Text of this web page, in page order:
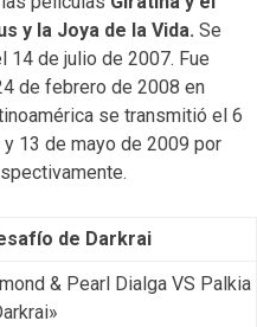
y la Joya de la Vida. Se
de julio de 2007. Fue
de febrero de 2008 en
se transmitió el 6
13 de mayo de 2009 por
de Darkrai
& Pearl Dialga VS Palkia